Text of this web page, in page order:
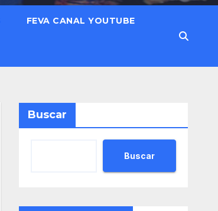
FEVA CANAL YOUTUBE
Buscar
Buscar